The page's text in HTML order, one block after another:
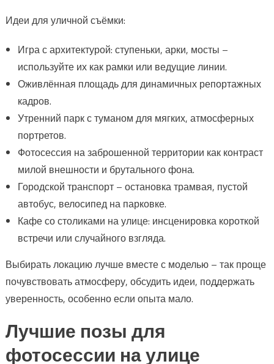
Идеи для уличной съёмки:
Игра с архитектурой: ступеньки, арки, мосты –
используйте их как рамки или ведущие линии.
Оживлённая площадь для динамичных репортажных
кадров.
Утренний парк с туманом для мягких, атмосферных
портретов.
Фотосессия на заброшенной территории как контраст
милой внешности и брутального фона.
Городской транспорт – остановка трамвая, пустой
автобус, велосипед на парковке.
Кафе со столиками на улице: инсценировка короткой
встречи или случайного взгляда.
Выбирать локацию лучше вместе с моделью – так проще
почувствовать атмосферу, обсудить идеи, поддержать
уверенность, особенно если опыта мало.
Лучшие позы для
фотосессии на улице